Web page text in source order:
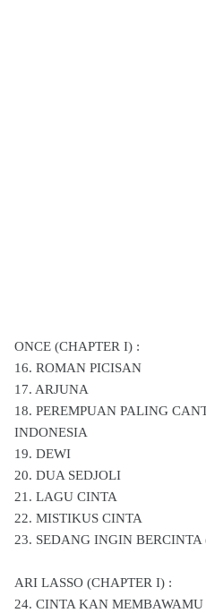
ONCE (CHAPTER I) :
16. ROMAN PICISAN
17. ARJUNA
18. PEREMPUAN PALING
INDONESIA
19. DEWI
20. DUA SEDJOLI
21. LAGU CINTA
22. MISTIKUS CINTA
23. SEDANG INGIN
ARI LASSO (CHAPTER I) :
24. CINTA KAN